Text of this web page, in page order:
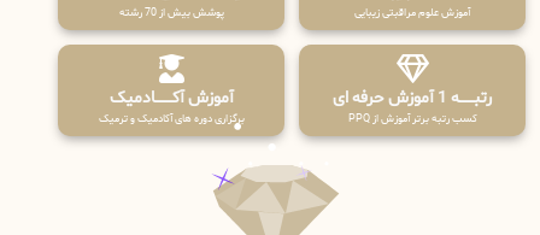
آموزش علوم مراقبتی زیبایی پوشش بیش از 70 رشته
رتبــــــه 1 آموزش حرفه ای
کسب رتبه برتر آموزش از PPQ
آموزش آکـــــــادمیک
برگزاری دوره های آکادمیک و ترمیک